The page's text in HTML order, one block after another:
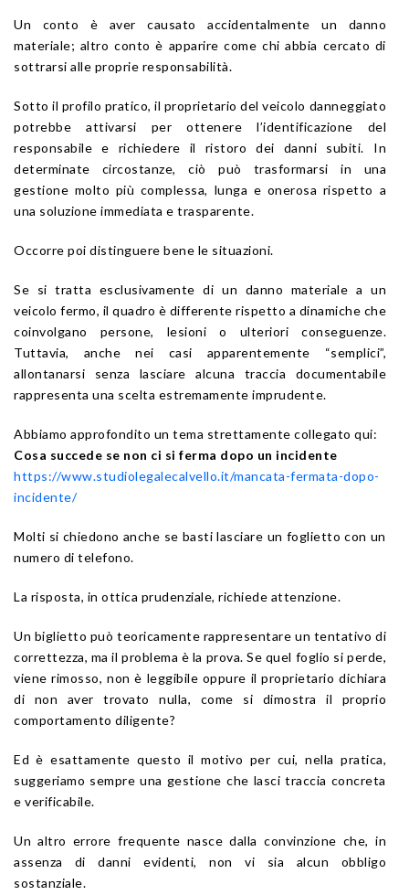
Un conto è aver causato accidentalmente un danno
materiale; altro conto è apparire come chi abbia cercato di
sottrarsi alle proprie responsabilità.
Sotto il profilo pratico, il proprietario del veicolo danneggiato
potrebbe attivarsi per ottenere l’identificazione del
responsabile e richiedere il ristoro dei danni subiti. In
determinate circostanze, ciò può trasformarsi in una
gestione molto più complessa, lunga e onerosa rispetto a
una soluzione immediata e trasparente.
Occorre poi distinguere bene le situazioni.
Se si tratta esclusivamente di un danno materiale a un
veicolo fermo, il quadro è differente rispetto a dinamiche che
coinvolgano persone, lesioni o ulteriori conseguenze.
Tuttavia, anche nei casi apparentemente “semplici”,
allontanarsi senza lasciare alcuna traccia documentabile
rappresenta una scelta estremamente imprudente.
Abbiamo approfondito un tema strettamente collegato qui:
Cosa succede se non ci si ferma dopo un incidente
https://www.studiolegalecalvello.it/mancata-fermata-dopo-
incidente/
Molti si chiedono anche se basti lasciare un foglietto con un
numero di telefono.
La risposta, in ottica prudenziale, richiede attenzione.
Un biglietto può teoricamente rappresentare un tentativo di
correttezza, ma il problema è la prova. Se quel foglio si perde,
viene rimosso, non è leggibile oppure il proprietario dichiara
di non aver trovato nulla, come si dimostra il proprio
comportamento diligente?
Ed è esattamente questo il motivo per cui, nella pratica,
suggeriamo sempre una gestione che lasci traccia concreta
e verificabile.
Un altro errore frequente nasce dalla convinzione che, in
assenza di danni evidenti, non vi sia alcun obbligo
sostanziale.